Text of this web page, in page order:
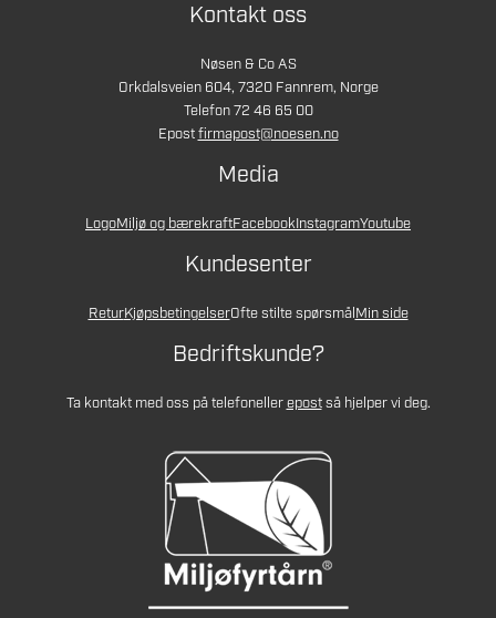
Kontakt oss
Nøsen & Co AS
Orkdalsveien 604, 7320 Fannrem, Norge
Telefon 72 46 65 00
Epostfirmapost@noesen.no
Media
LogoMiljø og bærekraftFacebookInstagramYoutube
Kundesenter
ReturKjøpsbetingelserOfte stilte spørsmålMin side
Bedriftskunde?
Ta kontakt med oss på telefonellerepostså hjelper vi deg.